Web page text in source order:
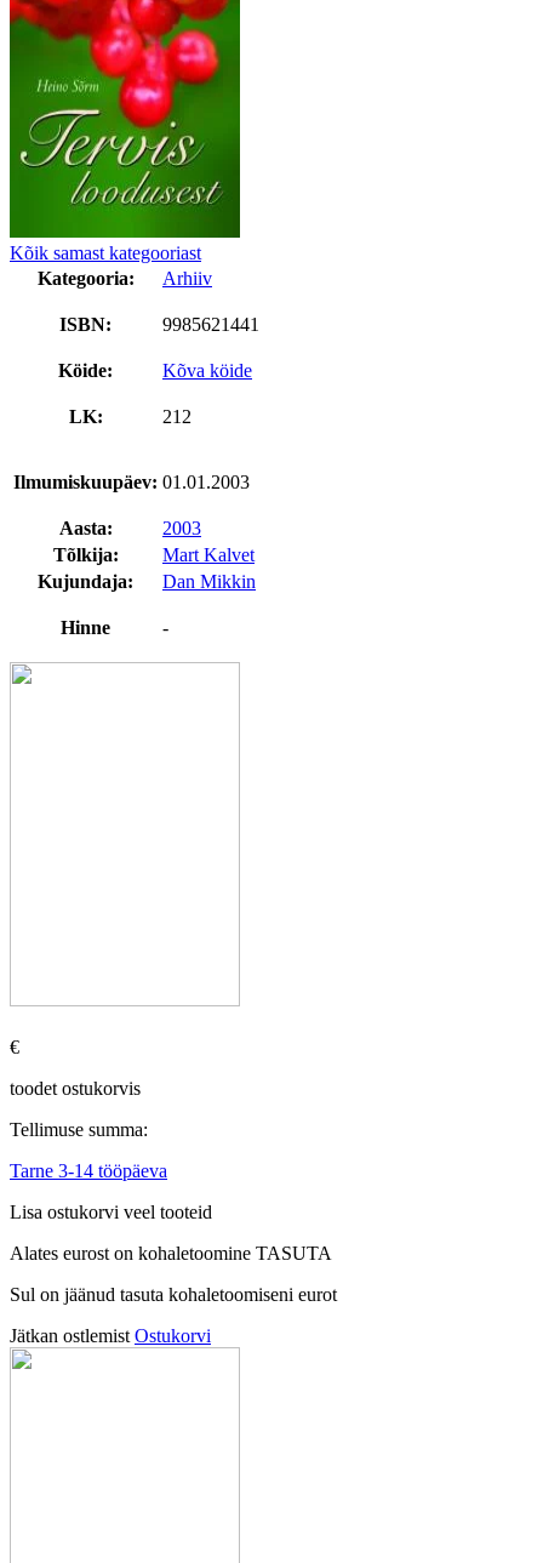
Kõik samast kategooriast
Kategooria:
Arhiiv
ISBN: 9985621441
Köide: Kõva köide
LK: 212
Ilmumiskuupäev: 01.01.2003
Aasta:
2003
Tõlkija:
Mart Kalvet
Kujundaja:
Dan Mikkin
Hinne -
€
toodet ostukorvis
Tellimuse summa:
Tarne 3-14 tööpäeva
Lisa ostukorvi veel tooteid
Alates eurost on kohaletoomine TASUTA
Sul on jäänud tasuta kohaletoomiseni eurot
Jätkan ostlemist Ostukorvi